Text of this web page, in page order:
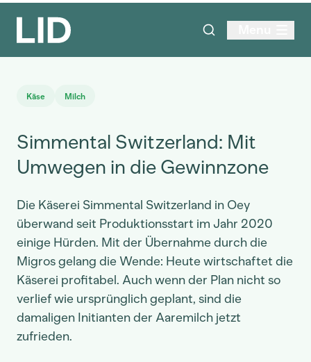
Käse Milch
Simmental Switzerland: Mit
Umwegen in die Gewinnzone
Die Käserei Simmental Switzerland in Oey
überwand seit Produktionsstart im Jahr 2020
einige Hürden. Mit der Übernahme durch die
Migros gelang die Wende: Heute wirtschaftet die
Käserei profitabel. Auch wenn der Plan nicht so
verlief wie ursprünglich geplant, sind die
damaligen Initianten der Aaremilch jetzt
zufrieden.